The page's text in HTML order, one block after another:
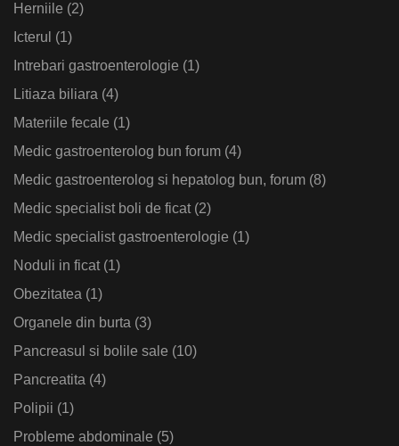
Herniile (2)
Icterul (1)
Intrebari gastroenterologie (1)
Litiaza biliara (4)
Materiile fecale (1)
Medic gastroenterolog bun forum (4)
Medic gastroenterolog si hepatolog bun, forum (8)
Medic specialist boli de ficat(2)
Medic specialist gastroenterologie (1)
Noduli in ficat(1)
Obezitatea (1)
Organele din burta (3)
Pancreasul si bolile sale (10)
Pancreatita (4)
Polipii (1)
Probleme abdominale (5)